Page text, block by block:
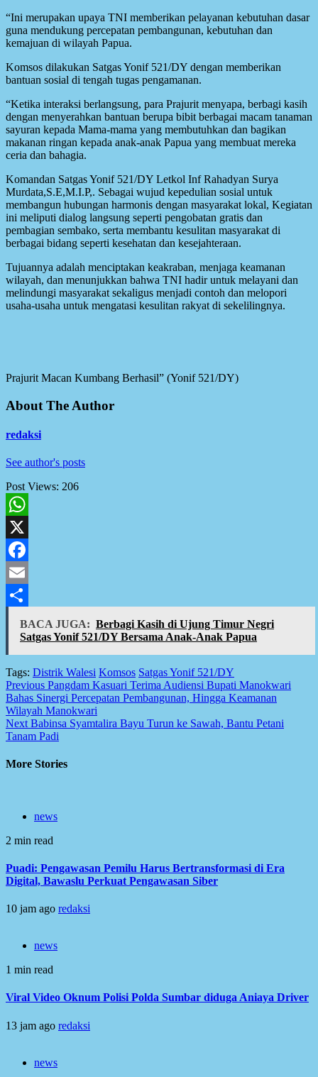
“Ini merupakan upaya TNI memberikan pelayanan kebutuhan dasar
guna mendukung percepatan pembangunan, kebutuhan dan
kemajuan di wilayah Papua.
Komsos dilakukan Satgas Yonif 521/DY dengan memberikan
bantuan sosial di tengah tugas pengamanan.
“Ketika interaksi berlangsung, para Prajurit menyapa, berbagi kasih
dengan menyerahkan bantuan berupa bibit berbagai macam tanaman
sayuran kepada Mama-mama yang membutuhkan dan bagikan
makanan ringan kepada anak-anak Papua yang membuat mereka
ceria dan bahagia.
Komandan Satgas Yonif 521/DY Letkol Inf Rahadyan Surya
Murdata,S.E,M.I.P,. Sebagai wujud kepedulian sosial untuk
membangun hubungan harmonis dengan masyarakat lokal, Kegiatan
ini meliputi dialog langsung seperti pengobatan gratis dan
pembagian sembako, serta membantu kesulitan masyarakat di
berbagai bidang seperti kesehatan dan kesejahteraan.
Tujuannya adalah menciptakan keakraban, menjaga keamanan
wilayah, dan menunjukkan bahwa TNI hadir untuk melayani dan
melindungi masyarakat sekaligus menjadi contoh dan melopori
usaha-usaha untuk mengatasi kesulitan rakyat di sekelilingnya.
Prajurit Macan Kumbang Berhasil” (Yonif 521/DY)
About The Author
redaksi
See author's posts
Post Views: 206
WhatsApp
X
Facebook
Email
Share
BACA JUGA: Berbagi Kasih di Ujung Timur Negri
Satgas Yonif 521/DY Bersama Anak-Anak Papua
Tags: Distrik Walesi Komsos Satgas Yonif 521/DY
Post
navigation
Previous Pangdam Kasuari Terima Audiensi Bupati Manokwari
Bahas Sinergi Percepatan Pembangunan, Hingga Keamanan
Wilayah Manokwari
Next Babinsa Syamtalira Bayu Turun ke Sawah, Bantu Petani
Tanam Padi
More Stories
news
2 min read
Puadi: Pengawasan Pemilu Harus Bertransformasi di Era
Digital, Bawaslu Perkuat Pengawasan Siber
10 jam ago redaksi
news
1 min read
Viral Video Oknum Polisi Polda Sumbar diduga Aniaya Driver
13 jam ago redaksi
news